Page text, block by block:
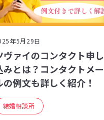
年5月29日
ヴァイのコンタクト申し
みとは？コンタクトメー
の例文も詳しく紹介！
結婚相談所